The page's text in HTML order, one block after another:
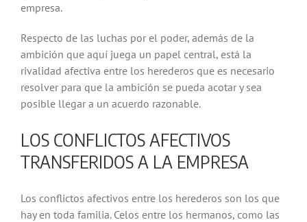
empresa.
Respecto de las luchas por el poder, además de la
ambición que aquí juega un papel central, está la
rivalidad afectiva entre los herederos que es necesario
resolver para que la ambición se pueda acotar y sea
posible llegar a un acuerdo razonable.
LOS CONFLICTOS AFECTIVOS
TRANSFERIDOS A LA EMPRESA
Los conflictos afectivos entre los herederos son los que
hay en toda familia. Celos entre los hermanos, como las